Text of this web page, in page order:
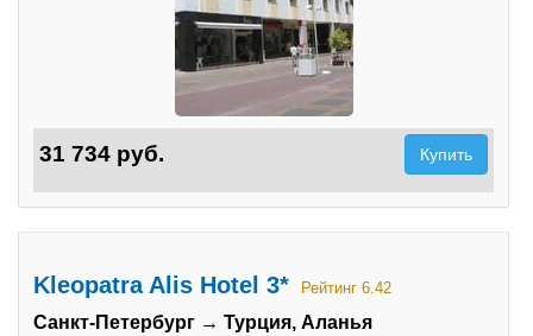
Туристическая страховка
О компании
31 734 руб. Купить
Kleopatra Alis Hotel 3* Рейтинг 6.42
Санкт-Петербург → Турция, Аланья